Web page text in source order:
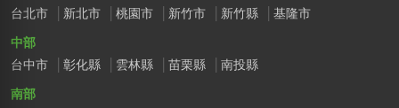
台北市
新北市 桃園市 新竹市 新竹縣
基隆市
中部
台中市
彰化縣 雲林縣 苗栗縣
南投縣
南部